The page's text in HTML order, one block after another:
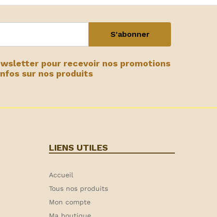
pour recevoir nos promotions
sur nos produits
LIENS UTILES
Accueil
Tous nos produits
Mon compte